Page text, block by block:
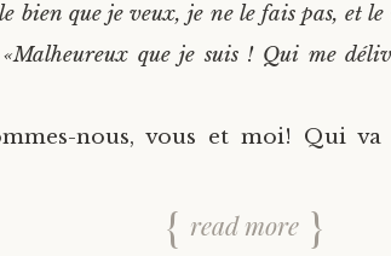
bien que je veux, je ne le fais pas, et
«Malheureux que je suis ! Qui me
nous, vous et moi! Qui
read more